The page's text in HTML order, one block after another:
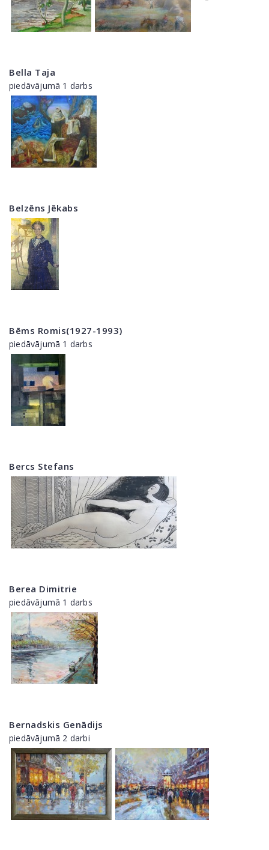
Bella Taja
piedāvājumā 1 darbs
Belzēns Jēkabs
Bēms Romis(1927-1993)
piedāvājumā 1 darbs
Bercs Stefans
Berea Dimitrie
piedāvājumā 1 darbs
Bernadskis Genādijs
piedāvājumā 2 darbi